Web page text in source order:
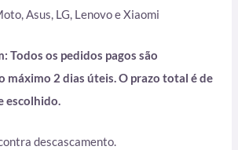
Asus, LG, Lenovo e Xiaomi
Todos os pedidos pagos são
máximo 2 dias úteis. O prazo total é de
escolhido.
descascamento.